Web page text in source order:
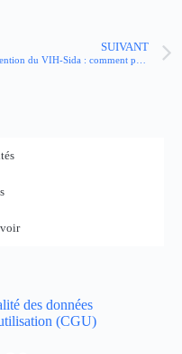
SUIVANT
des données
(CGU)